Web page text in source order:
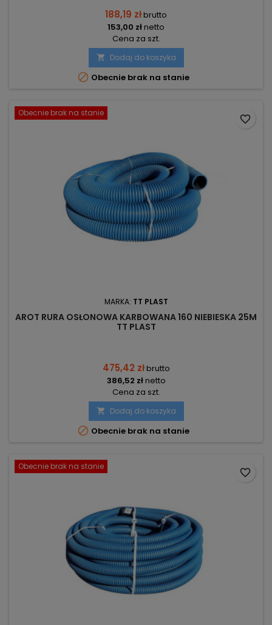
188,19 złbrutto
153,00 złnetto
Cena za szt.
 Dodaj do koszyka
 Obecnie brak na stanie
Obecnie brak na stanie
MARKA: TT PLAST
AROT RURA OSŁONOWA KARBOWANA 160 NIEBIESKA 25M
TT PLAST
475,42 złbrutto
386,52 złnetto
Cena za szt.
 Dodaj do koszyka
 Obecnie brak na stanie
favorite_border
Obecnie brak na stanie
favorite_border